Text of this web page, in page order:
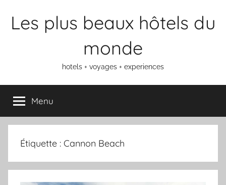
Les plus beaux hôtels du
monde
hotels + voyages + experiences
Menu
Étiquette : Cannon Beach